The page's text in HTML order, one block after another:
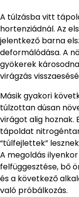
A túlzásba vitt
hortenziádnál. Az
jelentkező barna
deformálódása. A
gyökerek
virágzás
Másik gyakori
túlzottan dúsan
virágot alig hoznak.
tápoldat
“túlfejlettek”
A megoldás
felfüggesztése, bő
és a következő
való próbálkozás.